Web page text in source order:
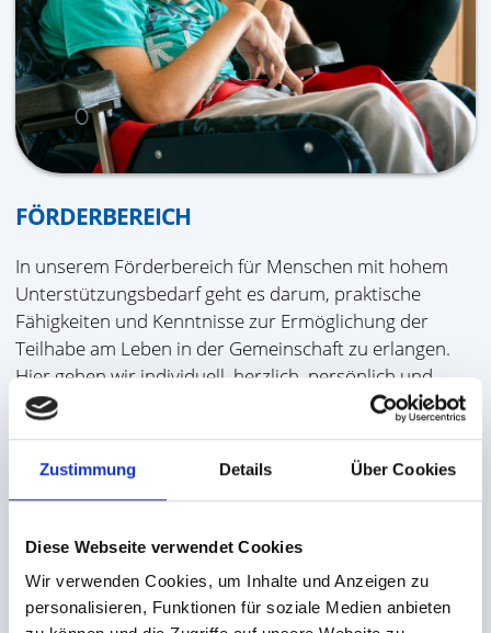
Zustimmung Details Über Cookies
Diese Webseite verwendet Cookies
Wir verwenden Cookies, um Inhalte und Anzeigen zu
personalisieren, Funktionen für soziale Medien anbieten
FÖRDERBEREICH
In unserem Förderbereich für Menschen mit hohem
Unterstützungsbedarf geht es darum, praktische
Fähigkeiten und Kenntnisse zur Ermöglichung der
Teilhabe am Leben in der Gemeinschaft zu erlangen.
Hier gehen wir individuell, herzlich, persönlich und
behutsam vor.
Leistungen des Förderbereichs:
Pflegerische Versorgung
Vorbereitung auf die Arbeit in der Werkstatt
Angemessene Tagesstrukturierung für ehemalige
Therapeutische Maßnahmen (Snoozeln, Entspannungs- &
Bällchenbad)